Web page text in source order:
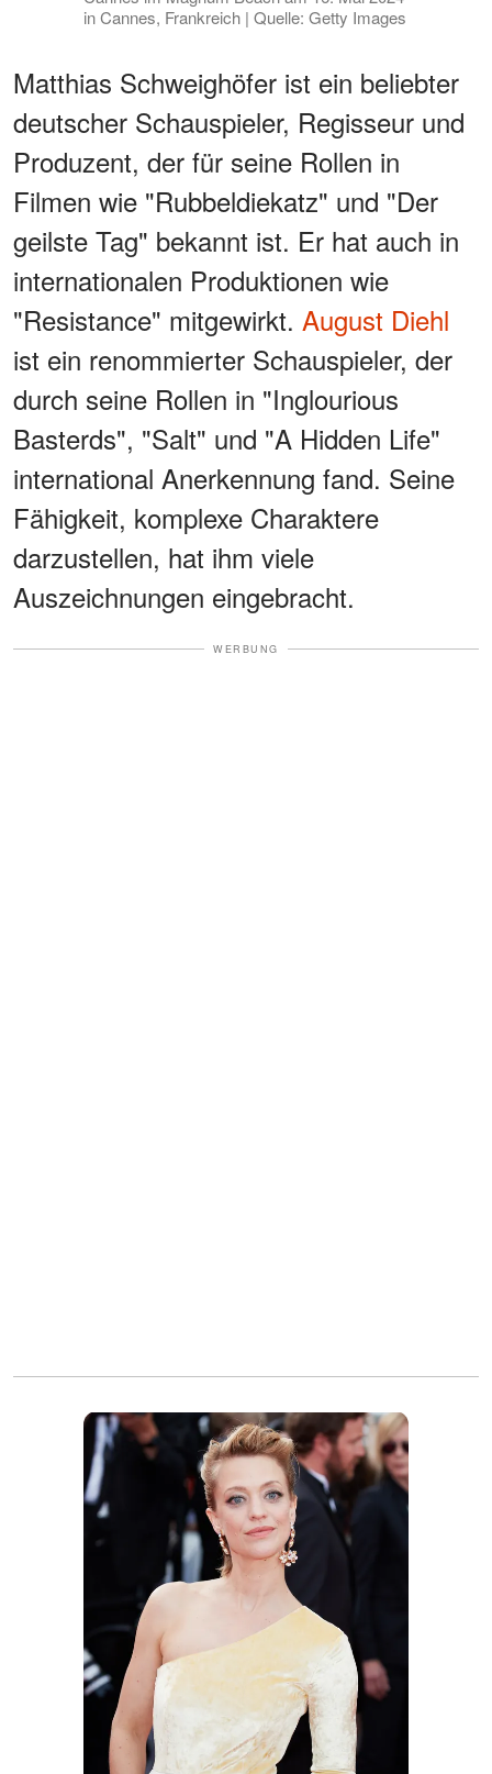
in Cannes, Frankreich | Quelle: Getty Images
Matthias Schweighöfer ist ein beliebter
deutscher Schauspieler, Regisseur und
Produzent, der für seine Rollen in
Filmen wie "Rubbeldiekatz" und "Der
geilste Tag" bekannt ist. Er hat auch in
internationalen Produktionen wie
"Resistance" mitgewirkt. August Diehl
ist ein renommierter Schauspieler, der
durch seine Rollen in "Inglourious
Basterds", "Salt" und "A Hidden Life"
international Anerkennung fand. Seine
Fähigkeit, komplexe Charaktere
darzustellen, hat ihm viele
Auszeichnungen eingebracht.
WERBUNG